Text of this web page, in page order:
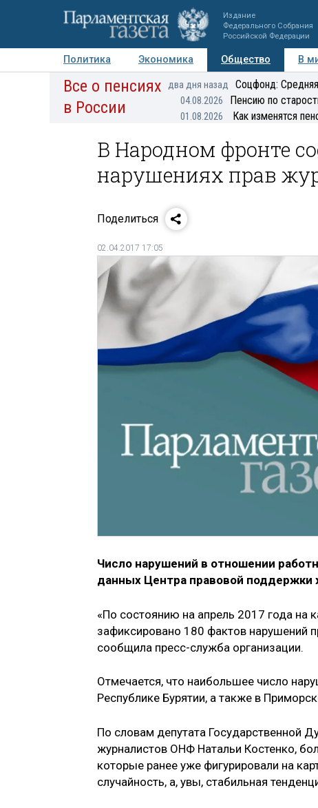
Издание
Федерального Собрания
Российской Федерации
Политика Экономика Общество В
Авторы Персоны Мнения Регионы
Все о пенсиях
в России
два дня назад Соцфонд:
04.08.2026 Пенсию по
01.08.2026 Как изменятся
В Народном фронте
нарушениях прав
Поделиться
02.04.2017 17:05
Число нарушений в отношении
данных Центра правовой
«По состоянию на апрель 2017 года на
зафиксировано 180 фактов нарушений
сообщила пресс-служба организации.
Отмечается, что наибольшее число
Республике Бурятии, а также в
По словам депутата Государственной
журналистов ОНФ Натальи Костенко,
которые ранее уже фигурировали на
случайность, а, увы, стабильная